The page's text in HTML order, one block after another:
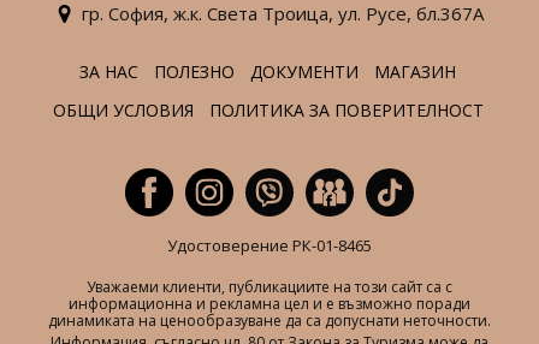
гр. София, ж.к. Света Троица, ул. Русе, бл.367А
ЗА НАС ПОЛЕЗНО ДОКУМЕНТИ
МАГАЗИН
ОБЩИ УСЛОВИЯ
ПОЛИТИКА ЗА ПОВЕРИТЕЛНОСТ
Удостоверение РК-01-8465
Уважаеми клиенти, публикациите на този сайт са с
информационна и рекламна цел и е възможно поради
динамиката на ценообразуване да са допуснати неточности.